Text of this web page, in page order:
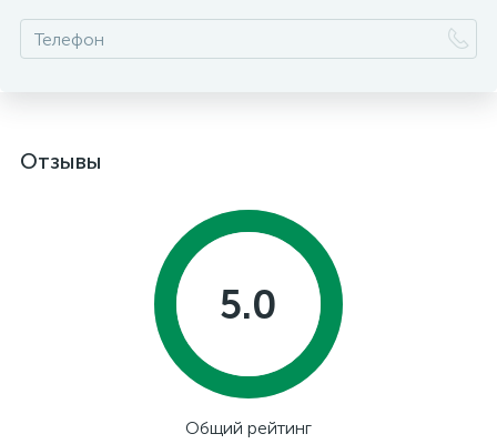
Отзывы
5.0
Общий рейтинг